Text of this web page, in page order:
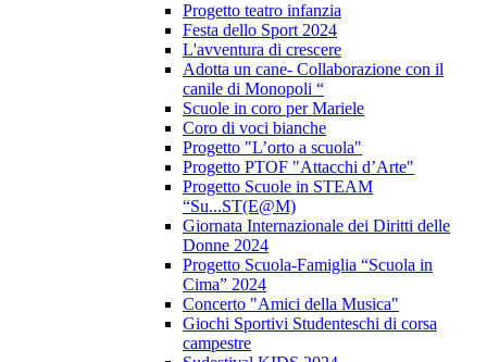
Progetto teatro infanzia
Festa dello Sport 2024
L'avventura di crescere
Adotta un cane- Collaborazione con il
canile di Monopoli “
Scuole in coro per Mariele
Coro di voci bianche
Progetto "L’orto a scuola"
Progetto PTOF "Attacchi d’Arte"
Progetto Scuole in STEAM
“Su...ST(E@M)
Giornata Internazionale dei Diritti delle
Donne 2024
Progetto Scuola-Famiglia “Scuola in
Cima” 2024
Concerto "Amici della Musica"
Giochi Sportivi Studenteschi di corsa
campestre